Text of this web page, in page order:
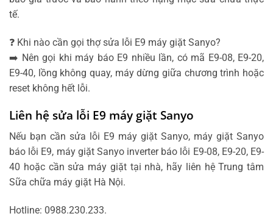
tế.
❓ Khi nào cần gọi thợ sửa lỗi E9 máy giặt Sanyo?
➡️ Nên gọi khi máy báo E9 nhiều lần, có mã E9-08, E9-20,
E9-40, lồng không quay, máy dừng giữa chương trình hoặc
reset không hết lỗi.
Liên hệ sửa lỗi E9 máy giặt Sanyo
Nếu bạn cần sửa lỗi E9 máy giặt Sanyo, máy giặt Sanyo
báo lỗi E9, máy giặt Sanyo inverter báo lỗi E9-08, E9-20, E9-
40 hoặc cần sửa máy giặt tại nhà, hãy liên hệ Trung tâm
Sữa chữa máy giặt Hà Nội.
Hotline: 0988.230.233.